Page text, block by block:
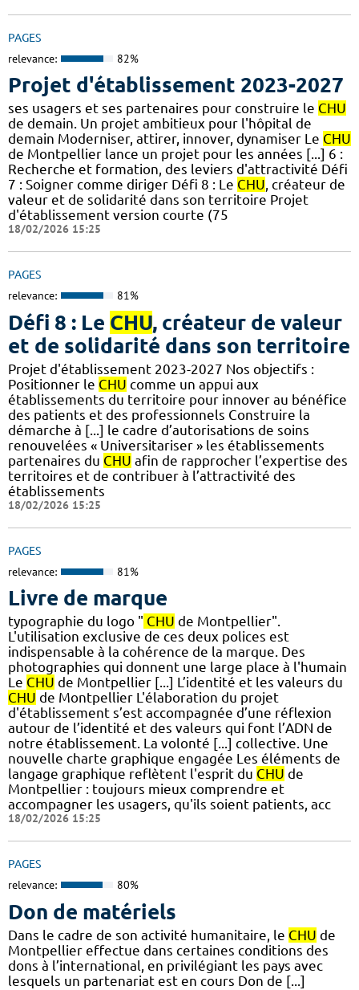
PAGES
relevance: 82%
Projet d'établissement 2023-2027
ses usagers et ses partenaires pour construire le CHU
de demain. Un projet ambitieux pour l'hôpital de
demain Moderniser, attirer, innover, dynamiser Le CHU
de Montpellier lance un projet pour les années [...] 6 :
Recherche et formation, des leviers d'attractivité Défi
7 : Soigner comme diriger Défi 8 : Le CHU, créateur de
valeur et de solidarité dans son territoire Projet
d'établissement version courte (75
18/02/2026 15:25
PAGES
relevance: 81%
Défi 8 : Le CHU, créateur de valeur
et de solidarité dans son territoire
Projet d'établissement 2023-2027 Nos objectifs :
Positionner le CHU comme un appui aux
établissements du territoire pour innover au bénéfice
des patients et des professionnels Construire la
démarche à [...] le cadre d’autorisations de soins
renouvelées « Universitariser » les établissements
partenaires du CHU afin de rapprocher l’expertise des
territoires et de contribuer à l’attractivité des
établissements
18/02/2026 15:25
PAGES
relevance: 81%
Livre de marque
typographie du logo " CHU de Montpellier".
L'utilisation exclusive de ces deux polices est
indispensable à la cohérence de la marque. Des
photographies qui donnent une large place à l'humain
Le CHU de Montpellier [...] L’identité et les valeurs du
CHU de Montpellier L'élaboration du projet
d'établissement s’est accompagnée d’une réflexion
autour de l’identité et des valeurs qui font l’ADN de
notre établissement. La volonté [...] collective.​ Une
nouvelle charte graphique engagée Les éléments de
langage graphique reflètent l'esprit du CHU de
Montpellier : toujours mieux comprendre et
accompagner les usagers, qu'ils soient patients, acc
18/02/2026 15:25
PAGES
relevance: 80%
Don de matériels
Dans le cadre de son activité humanitaire, le CHU de
Montpellier effectue dans certaines conditions des
dons à l’international, en privilégiant les pays avec
lesquels un partenariat est en cours Don de [...]